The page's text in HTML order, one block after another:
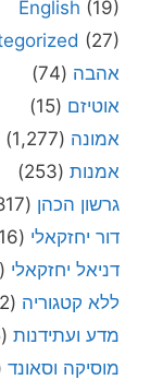
English (19)
(27)
אהבה (74)
אוטיזם (15)
אמונה (1,277)
אמנות (253)
גרשון הכהן (817)
דור יחזקאלי (16)
דניאל יחזקאלי (15)
ללא קטגוריה (162)
מדע ועתידנות (135)
מוסיקה וסאונד